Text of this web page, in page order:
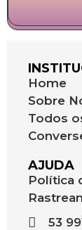
Home
Sobre
Todos
AJUDA
Política
53